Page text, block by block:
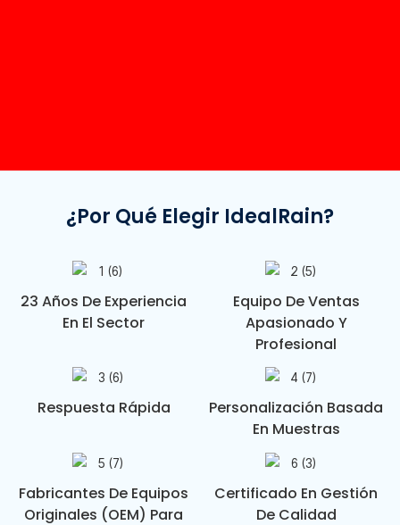
¿Por Qué Elegir IdealRain?
23 Años De Experiencia
En El Sector
Equipo De Ventas
Apasionado Y
Profesional
Respuesta Rápida
Personalización Basada
En Muestras
Fabricantes De Equipos
Originales (OEM) Para
Certificado En Gestión
De Calidad